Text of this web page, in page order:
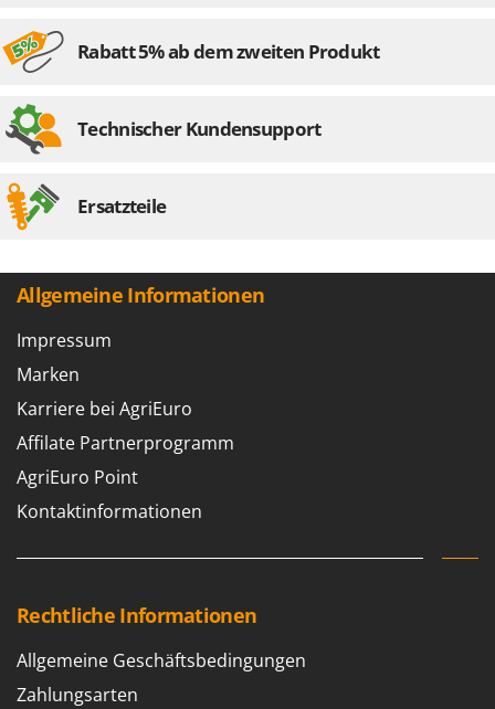
W
Waldner
Weber
Wiper EcoRobot
Wortex
Y Yard Force
Z
Zephir
ZGrills
Zodiac
Zomax
Rabatt 5% ab dem zweiten Produkt
Technischer Kundensupport
Ersatzteile
Allgemeine Informationen
Impressum
Marken
Karriere bei AgriEuro
Affilate Partnerprogramm
AgriEuro Point
Kontaktinformationen
Rechtliche Informationen
Allgemeine Geschäftsbedingungen
Zahlungsarten